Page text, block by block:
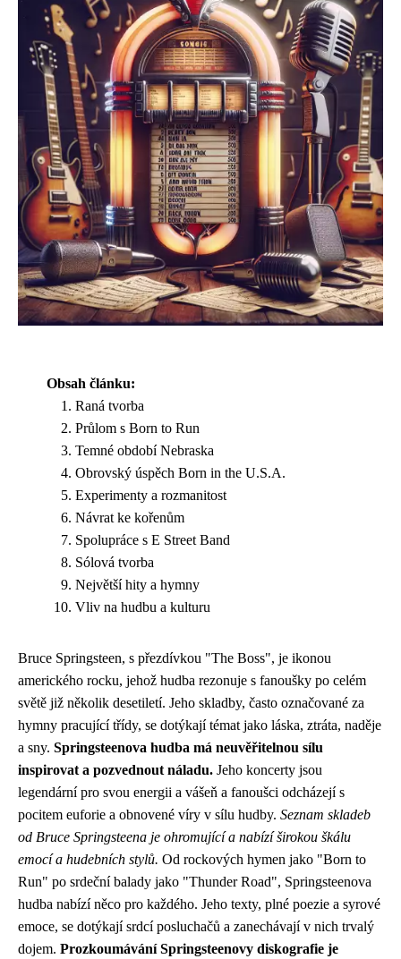
Obsah článku:
Raná tvorba
Průlom s Born to Run
Temné období Nebraska
Obrovský úspěch Born in the U.S.A.
Experimenty a rozmanitost
Návrat ke kořenům
Spolupráce s E Street Band
Sólová tvorba
Největší hity a hymny
Vliv na hudbu a kulturu
Bruce Springsteen, s přezdívkou "The Boss", je ikonou
amerického rocku, jehož hudba rezonuje s fanoušky po celém
světě již několik desetiletí. Jeho skladby, často označované za
hymny pracující třídy, se dotýkají témat jako láska, ztráta, naděje
a sny. Springsteenova hudba má neuvěřitelnou sílu
inspirovat a pozvednout náladu. Jeho koncerty jsou
legendární pro svou energii a vášeň a fanoušci odcházejí s
pocitem euforie a obnovené víry v sílu hudby. Seznam skladeb
od Bruce Springsteena je ohromující a nabízí širokou škálu
emocí a hudebních stylů. Od rockových hymen jako "Born to
Run" po srdeční balady jako "Thunder Road", Springsteenova
hudba nabízí něco pro každého. Jeho texty, plné poezie a syrové
emoce, se dotýkají srdcí posluchačů a zanechávají v nich trvalý
dojem. Prozkoumávání Springsteenovy diskografie je